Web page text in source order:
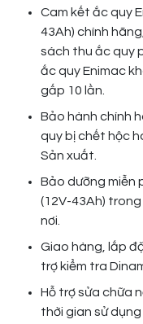
Cam kết ắc quy
43Ah) chính
sách thu ắc quy
ắc quy Enimac
gấp 10 lần.
Bảo hành chính
quy bị chết hộc
Sản xuất.
Bảo dưỡng miễn
(12V-43Ah)
nơi.
Giao hàng, lắp
trợ kiểm tra
Hỗ trợ sửa chữa
thời gian sử